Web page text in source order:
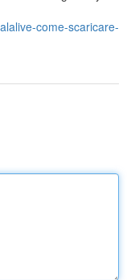
come-scaricare-